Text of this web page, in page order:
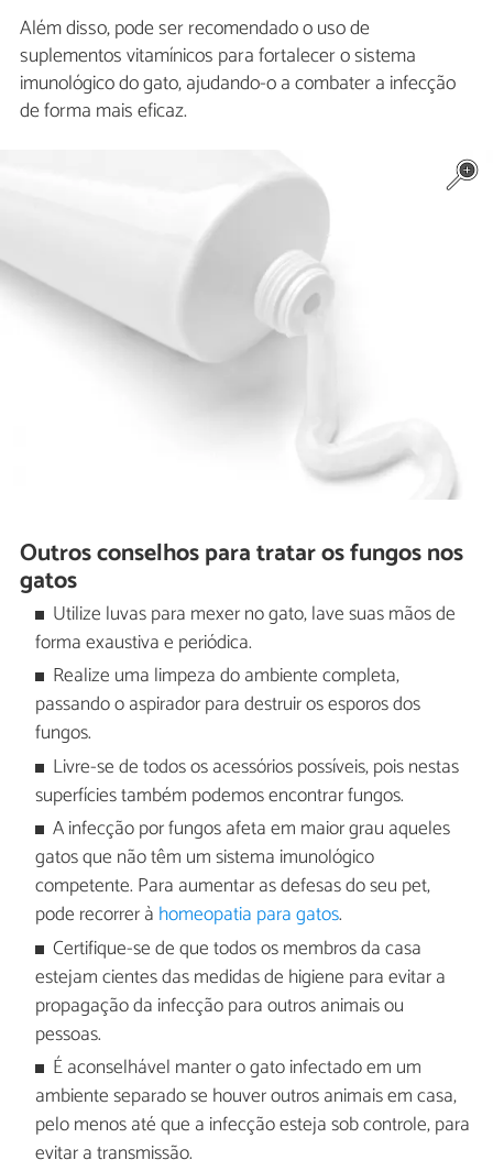
Além disso, pode ser recomendado o uso de
suplementos vitamínicos para fortalecer o sistema
imunológico do gato, ajudando-o a combater a infecção
de forma mais eficaz.
Outros conselhos para tratar os fungos nos
gatos
Utilize luvas para mexer no gato, lave suas mãos de
forma exaustiva e periódica.
Realize uma limpeza do ambiente completa,
passando o aspirador para destruir os esporos dos
fungos.
Livre-se de todos os acessórios possíveis, pois nestas
superfícies também podemos encontrar fungos.
A infecção por fungos afeta em maior grau aqueles
gatos que não têm um sistema imunológico
competente. Para aumentar as defesas do seu pet,
pode recorrer à homeopatia para gatos.
Certifique-se de que todos os membros da casa
estejam cientes das medidas de higiene para evitar a
propagação da infecção para outros animais ou
pessoas.
É aconselhável manter o gato infectado em um
ambiente separado se houver outros animais em casa,
pelo menos até que a infecção esteja sob controle, para
evitar a transmissão.